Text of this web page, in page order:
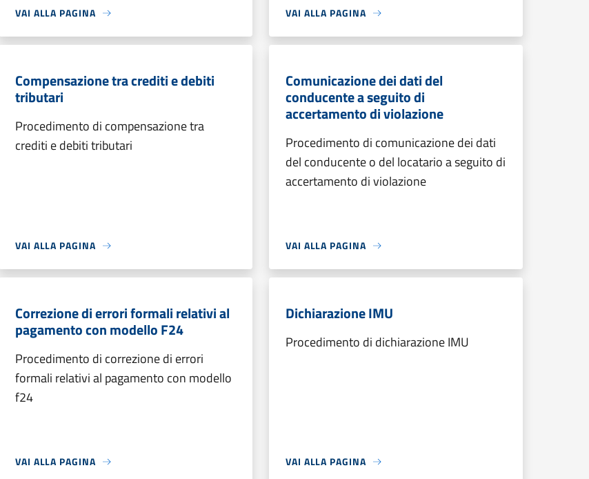
VAI ALLA PAGINA VAI ALLA PAGINA
Compensazione tra crediti e debiti
tributari
Procedimento di compensazione tra
crediti e debiti tributari
VAI ALLA PAGINA
Comunicazione dei dati del
conducente a seguito di
accertamento di violazione
Procedimento di comunicazione dei dati
del conducente o del locatario a seguito di
accertamento di violazione
VAI ALLA PAGINA
Correzione di errori formali relativi al
pagamento con modello F24
Procedimento di correzione di errori
formali relativi al pagamento con modello
f24
VAI ALLA PAGINA
Dichiarazione IMU
Procedimento di dichiarazione IMU
VAI ALLA PAGINA